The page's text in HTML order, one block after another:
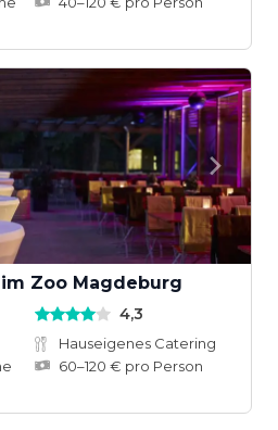
Zoo Magdeburg
4,3
Hauseigenes Catering
60–120 € pro Person